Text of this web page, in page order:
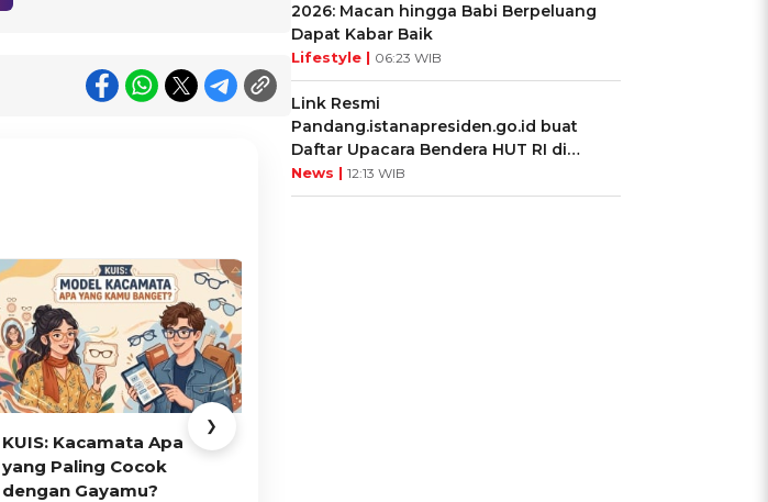
KUIS: Kacamata Apa
yang Paling Cocok
dengan Gayamu?
❯
2026: Macan hingga Babi Berpeluang
Dapat Kabar Baik
Lifestyle | 06:23 WIB
Link Resmi
Pandang.istanapresiden.go.id buat
Daftar Upacara Bendera HUT RI di
Istana Negara
News | 12:13 WIB